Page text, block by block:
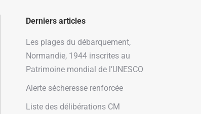
Derniers articles
Les plages du débarquement,
Normandie, 1944 inscrites au
Patrimoine mondial de l’UNESCO
Alerte sécheresse renforcée
Liste des délibérations CM